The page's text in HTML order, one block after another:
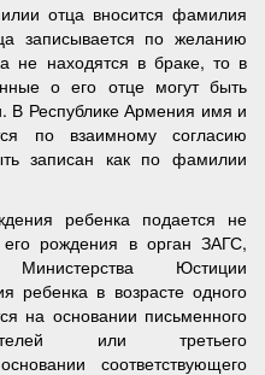
отца вносится фамилия
записывается по желанию
не находятся в браке, то в
о его отце могут быть
Республике Армения имя и
по взаимному согласию
записан как по фамилии
ребенка подается не
рождения в орган ЗАГС,
Юстиции
ребенка в возрасте одного
на основании письменного
или третьего
соответствующего